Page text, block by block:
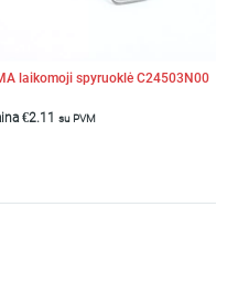
laikomoji spyruoklė C24503N00
€2.11 su PVM